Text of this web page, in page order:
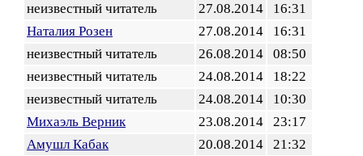
неизвестный читатель
27.08.2014
16:31
Наталия Розен
27.08.2014
16:31
неизвестный читатель
26.08.2014
08:50
неизвестный читатель
24.08.2014
18:22
неизвестный читатель
24.08.2014
10:30
Михаэль Верник
23.08.2014
23:17
Амушл Кабак
20.08.2014
21:32